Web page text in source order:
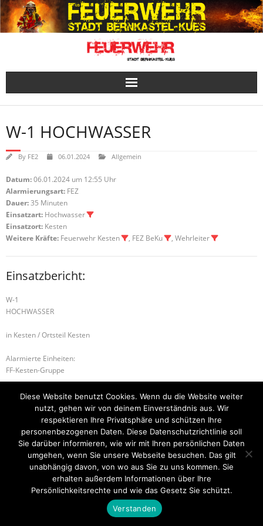
Skip
to
content
W-1 HOCHWASSER
By FE2 06.01.2024 Allgemein
Datum:06.01.2024 um 12:55 Uhr
Alarmierungsart: FEZ
Dauer:35 Minuten
Einsatzart: Hochwasser
Einsatzort: Kesten
Weitere Kräfte: Feuerwehr Kesten , FEZ BeKu , Wehrleiter
Einsatzbericht:
W-1
HOCHWASSER
in Kesten / Ortsteil Kesten
Alarmierte Einheiten:
FF-Kesten-Gruppe
S-1 SONDERLAGE S-1 SONDERLAGE
Startseite Einsätze Mitglied werden Über uns
Bilder
Kontakt
Theme byThink Up Themes Ltd. Powered byWordPress.
Diese Website benutzt Cookies. Wenn du die Website weiter
nutzt, gehen wir von deinem Einverständnis aus. Wir
respektieren Ihre Privatsphäre und schützen Ihre
personenbezogenen Daten. Diese Datenschutzrichtlinie soll
Sie darüber informieren, wie wir mit Ihren persönlichen Daten
umgehen, wenn Sie unsere Webseite besuchen. Das gilt
unabhängig davon, von wo aus Sie zu uns kommen. Sie
erhalten außerdem Informationen über Ihre
Persönlichkeitsrechte und wie das Gesetz Sie schützt.
Verstanden